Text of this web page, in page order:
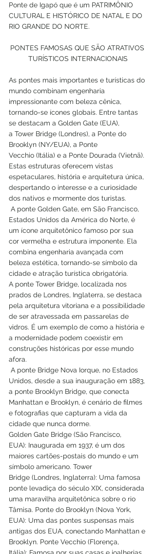
Ponte de Igapó que é um PATRIMÔNIO
CULTURAL E HISTÓRICO DE NATAL E DO
RIO GRANDE DO NORTE.
PONTES FAMOSAS QUE SÃO ATRATIVOS
TURÍSTICOS INTERNACIONAIS
As pontes mais importantes e turísticas do
mundo combinam engenharia
impressionante com beleza cênica,
tornando-se ícones globais. Entre tantas
se destacam a Golden Gate (EUA),
a Tower Bridge (Londres), a Ponte do
Brooklyn (NY/EUA), a Ponte
Vecchio (Itália) e a Ponte Dourada (Vietnã).
Estas estruturas oferecem vistas
espetaculares, história e arquitetura única,
despertando o interesse e a curiosidade
dos nativos e mormente dos turistas.
Estados Unidos da América do Norte, é
um ícone arquitetônico famoso por sua
cor vermelha e estrutura imponente. Ela
combina engenharia avançada com
beleza estética, tornando-se símbolo da
cidade e atração turística obrigatória.
A ponte Tower Bridge, localizada nos
prados de Londres, Inglaterra, se destaca
pela arquitetura vitoriana e a possibilidade
de ser atravessada em passarelas de
vidros. É um exemplo de como a história e
a modernidade podem coexistir em
construções históricas por esse mundo
afora.
Unidos, desde a sua inauguração em 1883,
a ponte Brooklyn Bridge, que conecta
Manhattan e Brooklyn, é cenário de filmes
e fotografias que capturam a vida da
cidade que nunca dorme.
Golden Gate Bridge (São Francisco,
EUA): Inaugurada em 1937, é um dos
maiores cartões-postais do mundo e um
símbolo americano. Tower
Bridge (Londres, Inglaterra): Uma famosa
ponte levadiça do século XIX, considerada
uma maravilha arquitetônica sobre o rio
Tâmisa. Ponte do Brooklyn (Nova York,
EUA): Uma das pontes suspensas mais
antigas dos EUA, conectando Manhattan e
Brooklyn. Ponte Vecchio (Florença,
Itália): Famosa por suas casas e joalherias